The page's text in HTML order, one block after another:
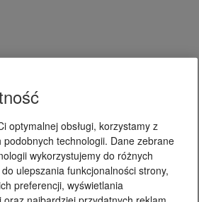
optymalnej obsługi, korzystamy z
podobnych technologii. Dane zebrane
wykorzystujemy do różnych
ulepszania funkcjonalności strony,
preferencji, wyświetlania